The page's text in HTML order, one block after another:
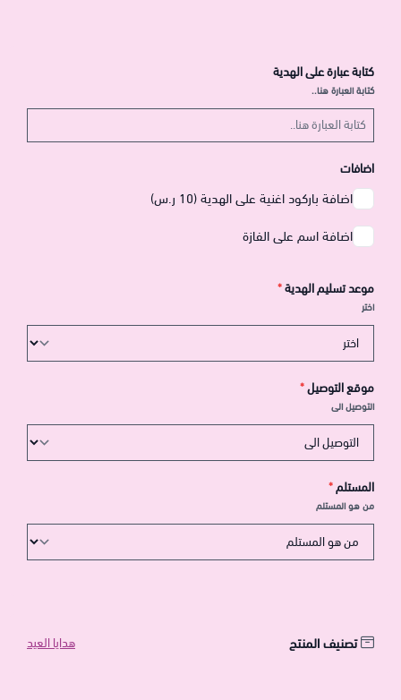
كتابة عبارة على الهدية
كتابة العبارة هنا..
اضافات
اضافة باركود اغنية على الهدية (10 ر.س)
اضافة اسم على الفازة
موعد تسليم الهدية*
اختر
موقع التوصيل*
التوصيل الى
المستلم*
من هو المستلم
تصنيف المنتج هدايا العيد